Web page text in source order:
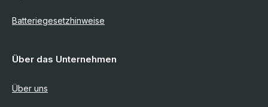
Batteriegesetzhinweise
Über das Unternehmen
Über uns